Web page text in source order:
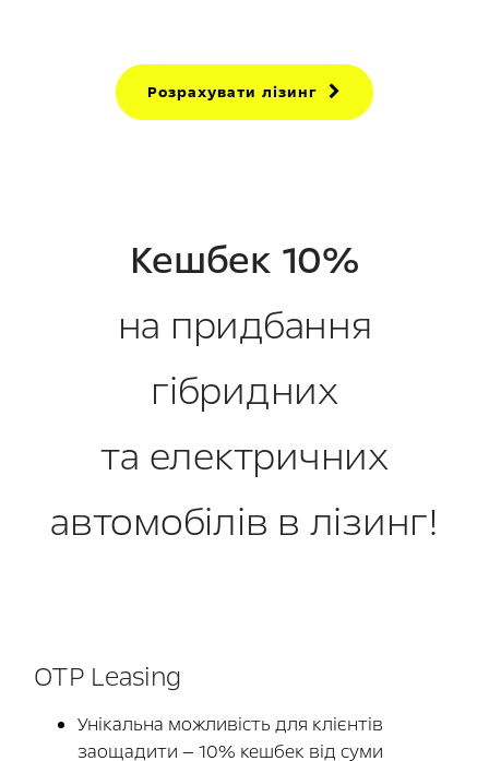
Розрахувати лізинг
Кешбек 10%
на придбання
гібридних
та електричних
автомобілів в лізинг!
OTP Leasing
Унікальна можливість для клієнтів
заощадити — 10% кешбек від суми